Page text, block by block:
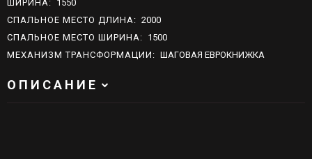
ШИРИНА: 1550
СПАЛЬНОЕ МЕСТО ДЛИНА: 2000
СПАЛЬНОЕ МЕСТО ШИРИНА: 1500
МЕХАНИЗМ ТРАНСФОРМАЦИИ : ШАГОВАЯ ЕВРОКНИЖКА
ОПИСАНИЕ